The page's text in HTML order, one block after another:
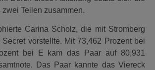
zwei Teilen zusammen.
Carina Scholz, die mit Stromberg
vorstellte. Mit 73,462 Prozent bei
bei E kam das Paar auf 80,931
Das Paar kannte das Viereck